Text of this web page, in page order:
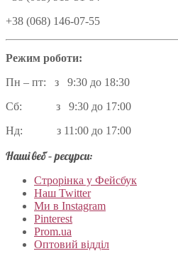
+38 (068) 146-07-55
Режим роботи:
Пн – пт: з 9:30 до 18:30
Сб: з 9:30 до 17:00
Нд: з 11:00 до 17:00
Наші веб – ресурси:
Строрінка у Фейсбук
Наш Twitter
Ми в Instagram
Pinterest
Prom.ua
Оптовий відділ